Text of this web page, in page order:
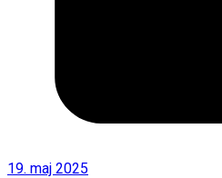
19. maj 2025